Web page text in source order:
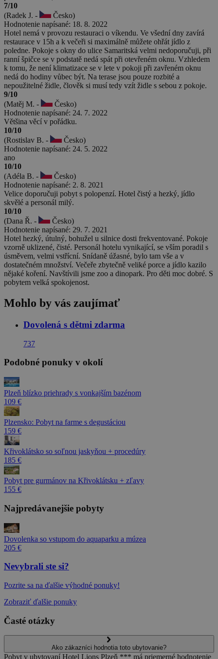
7/10
(Radek J. -
Česko)
Hodnotenie napísané: 18. 8. 2022
Hotel nemá v provozu restauraci o víkendu. Ve všední dny zavírá
restaurace v 15h a k večeři si maximálně můžete ohřát jídlo z
poledne. Pokoje s okny do ulice Samaritská velmi nedoporučuji, při
ranní špičce se v podstatě nedá spát při otevřeném oknu. Vzhledem
k tomu, že není klimatizace se v lete v pokoji při zavřeném oknu
nedá do hodiny vůbec být. Na terase jsou pouze rozbité a
nepoužitelné židle, člověk si musí tedy vzít židle s sebou z pokoje.
9/10
(Matěj M. -
Česko)
Hodnotenie napísané: 24. 7. 2022
Většina věcí v pořádku.
10/10
(Rostislav B. -
Česko)
Hodnotenie napísané: 24. 5. 2022
ano
10/10
(Adéla B. -
Česko)
Hodnotenie napísané: 2. 8. 2021
Velice doporučuji pobyt s polopenzí. Hotel čistý a hezký, jídlo
skvělé a personál milý.
10/10
(Dana Ř. -
Česko)
Hodnotenie napísané: 29. 7. 2021
Hotel hezký, útulný, bohužel u silnice dosti frekventované. Pokoje
vzorně uklizené, čisté. Personál hotelu vynikající, se vším poradil s
úsměvem, velmi vstřícní. Snídaně úžasné, bylo tam vše a v
dostatečném množství. Večeře zbytečně veliké porce a jídlo kazilo
nějaké koření. Navštívili jsme zoo a dinopark. Pro děti moc dobré. S
pobytem velká spokojenost.
Mohlo by vás zaujímať
Dovolená s dětmi zdarma
737
Podobné ponuky v okolí
Plzeň blízko priehrady s vonkajším bazénom
109 €
Plzensko: Pobyt na farme s degustáciou
159 €
Křivoklátsko so soľnou jaskyňou + procedúry
185 €
Pobyt pre gurmánov na Křivoklátsku + zľavy
155 €
Najpredávanejšie pobyty
Dovolenka so vstupom do aquaparku a múzea
205 €
Nevybrali ste si?
Pozrite sa na ďalšie výhodné ponuky!
Zobraziť ďalšie ponuky
Časté otázky
Ako zákazníci hodnotia toto ubytovanie?
Pobyt v ubytovaní Hotel Lions Plzeň *** má priemerné hodnotenie